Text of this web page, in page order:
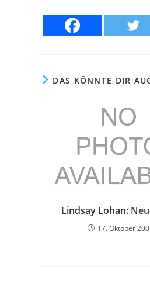
DAS KÖNNTE DIR
Lindsay Lohan:
17. Oktober